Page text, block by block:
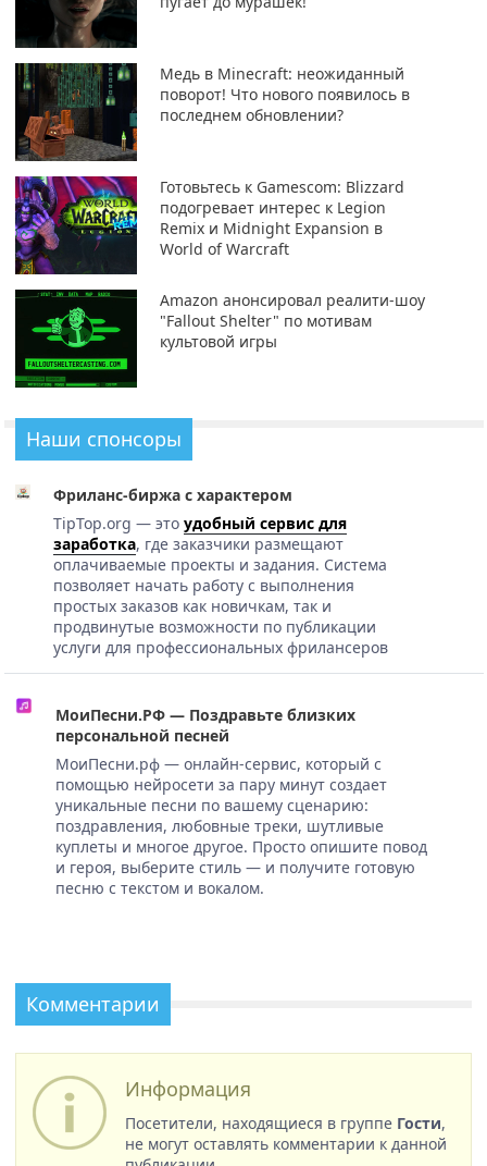
Медь в Minecraft: неожиданный
поворот! Что нового появилось в
последнем обновлении?
Готовьтесь к Gamescom: Blizzard
подогревает интерес к Legion
Remix и Midnight Expansion в
World of Warcraft
Amazon анонсировал реалити-шоу
"Fallout Shelter" по мотивам
культовой игры
Наши спонсоры
Фриланс-биржа с характером
TipTop.org — это удобный сервис для
заработка, где заказчики размещают
оплачиваемые проекты и задания. Система
позволяет начать работу с выполнения
простых заказов как новичкам, так и
продвинутые возможности по публикации
услуги для профессиональных фрилансеров
МоиПесни.РФ — Поздравьте близких
персональной песней
МоиПесни.рф — онлайн-сервис, который с
помощью нейросети за пару минут создает
уникальные песни по вашему сценарию:
поздравления, любовные треки, шутливые
куплеты и многое другое. Просто опишите повод
и героя, выберите стиль — и получите готовую
песню с текстом и вокалом.
Комментарии
Информация
Посетители, находящиеся в группе Гости,
не могут оставлять комментарии к данной